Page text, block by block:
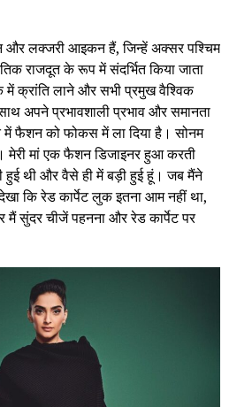
लक्जरी आइकन हैं, जिन्हें अक्सर पश्चिम
राजदूत के रूप में संदर्भित किया जाता
में क्रांति लाने और सभी प्रमुख वैश्विक
अपने प्रभावशाली प्रभाव और समानता
में फैशन को फोकस में ला दिया है। सोनम
मां एक फैशन डिजाइनर हुआ करती
थी और वैसे ही में बड़ी हुई हूं। जब मैंने
कि रेड कार्पेट लुक इतना आम नहीं था,
मैं सुंदर चीजें पहनना और रेड कार्पेट पर